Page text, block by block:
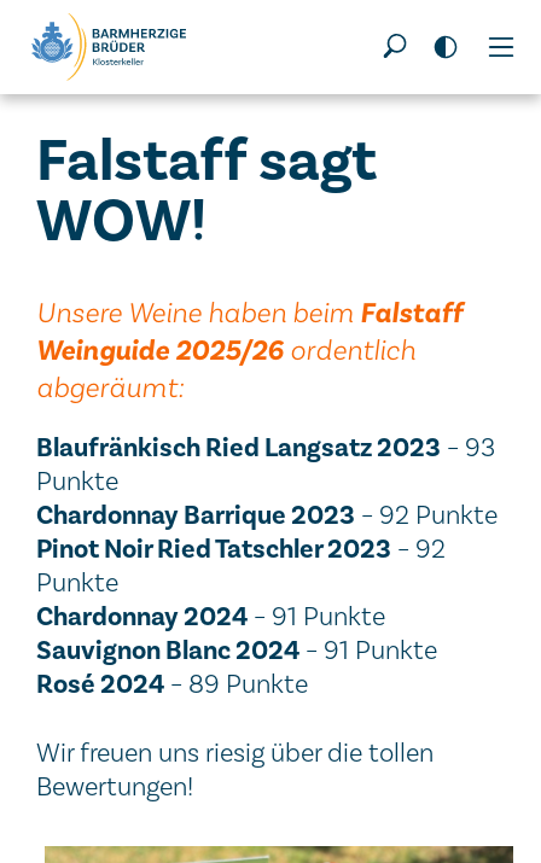
Seitenbereiche:
Falstaff sagt
WOW!
Unsere Weine haben beim Falstaff
Weinguide 2025/26 ordentlich
abgeräumt:
Blaufränkisch Ried Langsatz 2023 – 93
Punkte
Chardonnay Barrique 2023 – 92 Punkte
Pinot Noir Ried Tatschler 2023 – 92
Punkte
Chardonnay 2024 – 91 Punkte
Sauvignon Blanc 2024 – 91 Punkte
Rosé 2024 – 89 Punkte
Wir freuen uns riesig über die tollen
Bewertungen!